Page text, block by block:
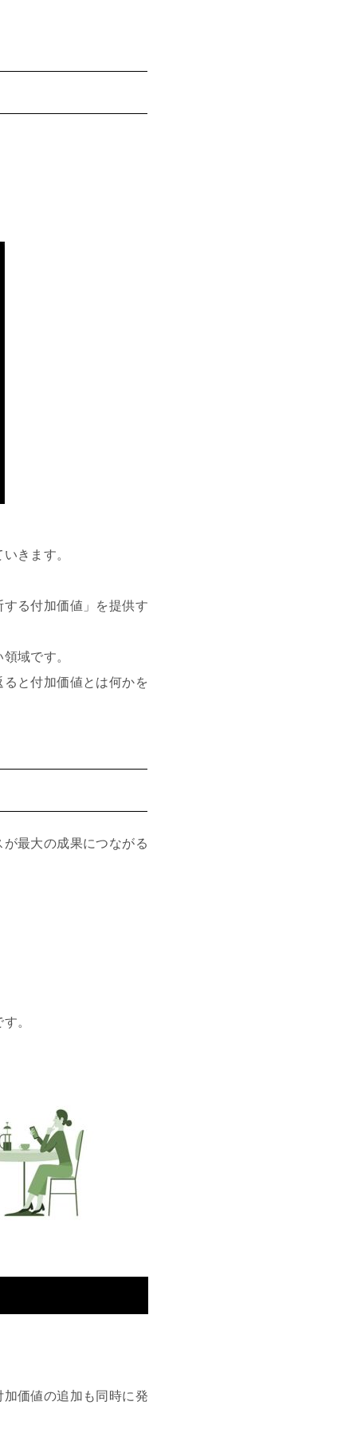
。
きます。
る付加価値」を提供す
域です。
と付加価値とは何かを
最大の成果につながる
。
価値の追加も同時に発